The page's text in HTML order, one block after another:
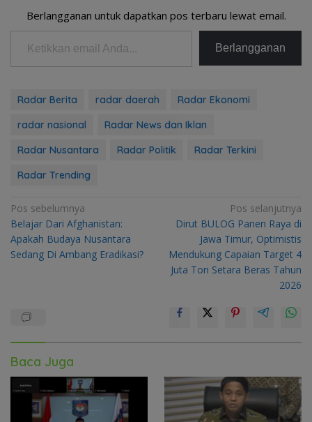
Berlangganan untuk dapatkan pos terbaru lewat email.
Ketikkan email Anda...
Berlangganan
Radar Berita radar daerah
Radar Ekonomi
radar nasional
Radar News dan Iklan
Radar Nusantara
Radar Politik
Radar Terkini
Radar Trending
Navigasi
pos
Pos sebelumnya
Belajar Dari Afghanistan:
Apakah Budaya Nusantara
Sedang Di Ambang Eradikasi?
Pos selanjutnya
Dirut BULOG Panen Raya di
Jawa Timur, Optimistis
Mendukung Capaian Target 4
Juta Ton Setara Beras Tahun
2026
Baca Juga